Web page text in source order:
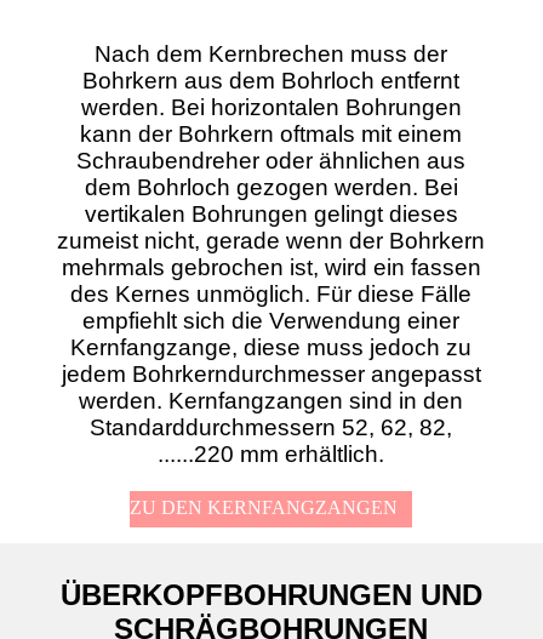
Nach dem Kernbrechen muss der
Bohrkern aus dem Bohrloch entfernt
werden. Bei horizontalen Bohrungen
kann der Bohrkern oftmals mit einem
Schraubendreher oder ähnlichen aus
dem Bohrloch gezogen werden. Bei
vertikalen Bohrungen gelingt dieses
zumeist nicht, gerade wenn der Bohrkern
mehrmals gebrochen ist, wird ein fassen
des Kernes unmöglich. Für diese Fälle
empfiehlt sich die Verwendung einer
Kernfangzange, diese muss jedoch zu
jedem Bohrkerndurchmesser angepasst
werden. Kernfangzangen sind in den
Standarddurchmessern 52, 62, 82,
......220 mm erhältlich.
ZU DEN KERNFANGZANGEN
ÜBERKOPFBOHRUNGEN UND
SCHRÄGBOHRUNGEN